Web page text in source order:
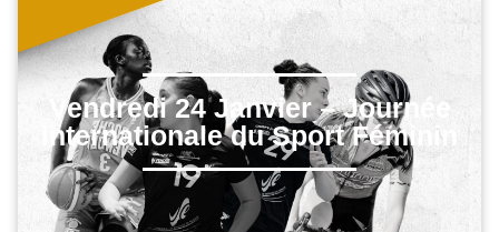
Vendredi 24 Janvier – Journée
internationale du Sport Féminin